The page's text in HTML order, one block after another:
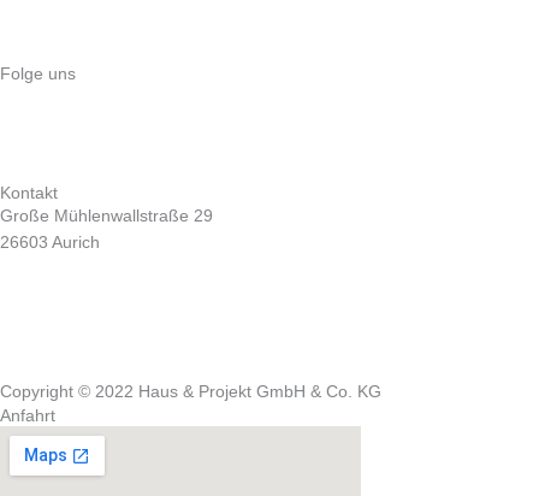
Folge uns
Kontakt
Große Mühlenwallstraße 29
26603 Aurich
Copyright © 2022 Haus & Projekt GmbH & Co. KG
Anfahrt